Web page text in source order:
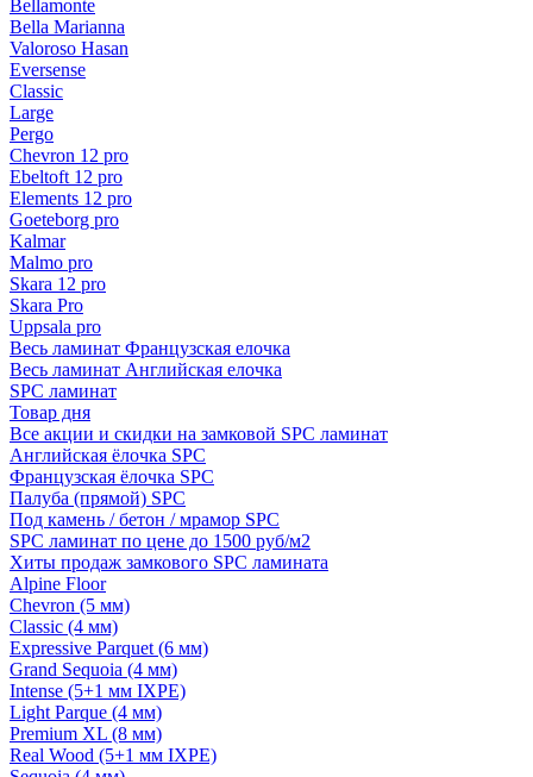
Bellamonte
Bella Marianna
Valoroso Hasan
Eversense
Classic
Large
Pergo
Chevron 12 pro
Ebeltoft 12 pro
Elements 12 pro
Goeteborg pro
Kalmar
Malmo pro
Skara 12 pro
Skara Pro
Uppsala pro
Весь ламинат Французская елочка
Весь ламинат Английская елочка
SPC ламинат
Товар дня
Все акции и скидки на замковой SPC ламинат
Английская ёлочка SPC
Французская ёлочка SPC
Палуба (прямой) SPC
Под камень / бетон / мрамор SPC
SPC ламинат по цене до 1500 руб/м2
Хиты продаж замкового SPC ламината
Alpine Floor
Chevron (5 мм)
Classic (4 мм)
Expressive Parquet (6 мм)
Grand Sequoia (4 мм)
Intense (5+1 мм IXPE)
Light Parque (4 мм)
Premium XL (8 мм)
Real Wood (5+1 мм IXPE)